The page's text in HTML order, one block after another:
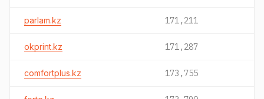
parlam.kz 171,211
okprint.kz 171,287
comfortplus.kz 173,755